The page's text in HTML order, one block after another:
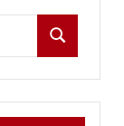
Buscar